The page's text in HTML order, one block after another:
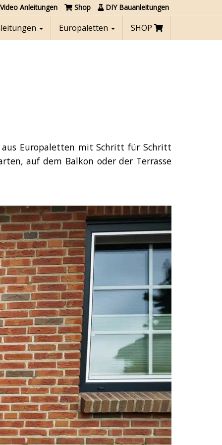
Video Anleitungen Shop DIY Bauanleitungen
Europaletten SHOP
Europaletten mit Schritt für Schritt
auf dem Balkon oder der Terrasse